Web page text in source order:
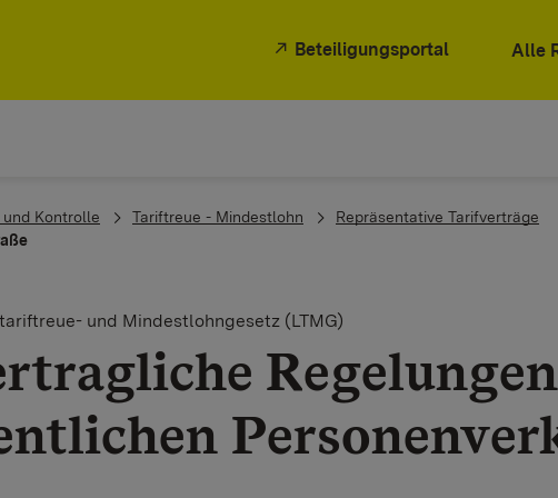
Beteiligungsportal Alle
Kontrolle Tariftreue - Mindestlohn
Repräsentative Tarifverträge
und Mindestlohngesetz (LTMG)